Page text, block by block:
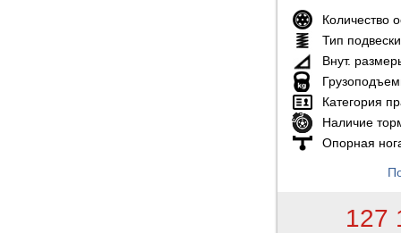
Количество
Тип
Внут.
Категория
Наличие
Опорная
127